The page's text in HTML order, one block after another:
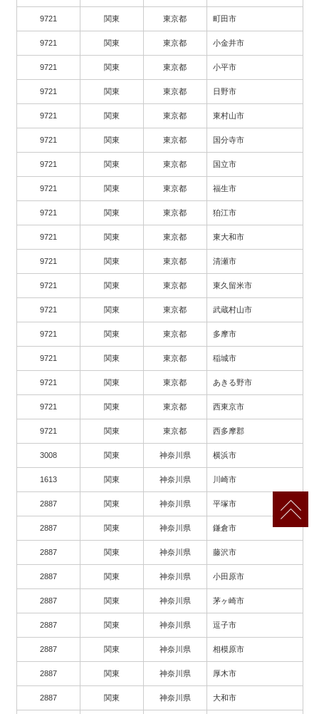
9721 関東 東京都 町田市
9721 関東 東京都 小金井市
9721 関東 東京都 小平市
9721 関東 東京都 日野市
9721 関東 東京都 東村山市
9721 関東 東京都 国分寺市
9721 関東 東京都 国立市
9721 関東 東京都 福生市
9721 関東 東京都 狛江市
9721 関東 東京都 東大和市
9721 関東 東京都 清瀬市
9721 関東 東京都 東久留米市
9721 関東 東京都 武蔵村山市
9721 関東 東京都 多摩市
9721 関東 東京都 稲城市
9721 関東 東京都 あきる野市
9721 関東 東京都 西東京市
9721 関東 東京都 西多摩郡
3008 関東 神奈川県 横浜市
1613 関東 神奈川県 川崎市
2887 関東 神奈川県 平塚市
2887 関東 神奈川県 鎌倉市
2887 関東 神奈川県 藤沢市
2887 関東 神奈川県 小田原市
2887 関東 神奈川県 茅ヶ崎市
2887 関東 神奈川県 逗子市
2887 関東 神奈川県 相模原市
2887 関東 神奈川県 厚木市
2887 関東 神奈川県 大和市